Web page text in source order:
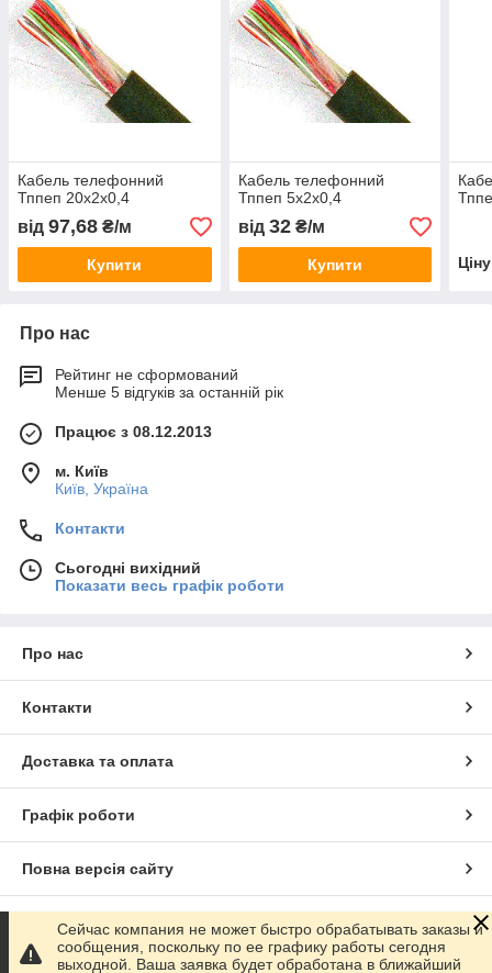
Кабель телефонний
Тппеп 20х2х0,4
від 97,68 ₴/м
Купити
Кабель телефонний
Тппеп 5х2х0,4
від 32₴/м
Купити
Про нас
Рейтинг не сформований
Менше 5 відгуків за останній рік
Працює з 08.12.2013
м. Київ
Київ, Україна
Контакти
Сьогодні вихідний
Показати весь графік роботи
Про нас
Контакти
Доставка та оплата
Графік роботи
Повна версія сайту
Сайт створено на маркетплейсі Prom.ua
Сейчас компания не может быстро обрабатывать заказы и
сообщения, поскольку по ее графику работы сегодня
выходной. Ваша заявка будет обработана в ближайший